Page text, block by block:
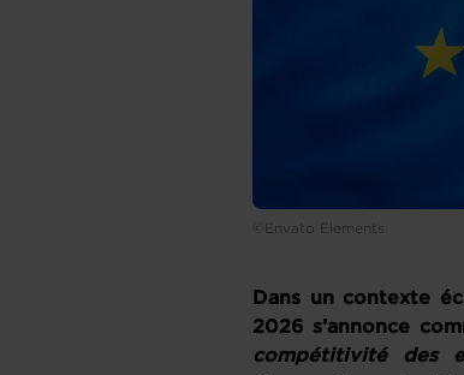
©Envato Elements
Dans un contexte
2026 s’annonce
compétitivité des